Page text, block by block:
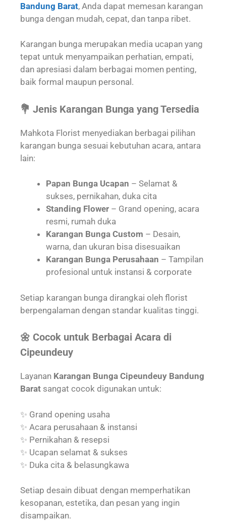
Bandung Barat, Anda dapat memesan karangan
bunga dengan mudah, cepat, dan tanpa ribet.
Karangan bunga merupakan media ucapan yang
tepat untuk menyampaikan perhatian, empati,
dan apresiasi dalam berbagai momen penting,
baik formal maupun personal.
💐 Jenis Karangan Bunga yang Tersedia
Mahkota Florist menyediakan berbagai pilihan
karangan bunga sesuai kebutuhan acara, antara
lain:
Papan Bunga Ucapan – Selamat &
sukses, pernikahan, duka cita
Standing Flower – Grand opening, acara
resmi, rumah duka
Karangan Bunga Custom – Desain,
warna, dan ukuran bisa disesuaikan
Karangan Bunga Perusahaan – Tampilan
profesional untuk instansi & corporate
Setiap karangan bunga dirangkai oleh florist
berpengalaman dengan standar kualitas tinggi.
🌼 Cocok untuk Berbagai Acara di
Cipeundeuy
Layanan Karangan Bunga Cipeundeuy Bandung
Barat sangat cocok digunakan untuk:
✨ Grand opening usaha
✨ Acara perusahaan & instansi
✨ Pernikahan & resepsi
✨ Ucapan selamat & sukses
✨ Duka cita & belasungkawa
Setiap desain dibuat dengan memperhatikan
kesopanan, estetika, dan pesan yang ingin
disampaikan.